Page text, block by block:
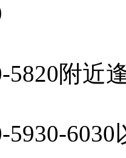
附近
6030